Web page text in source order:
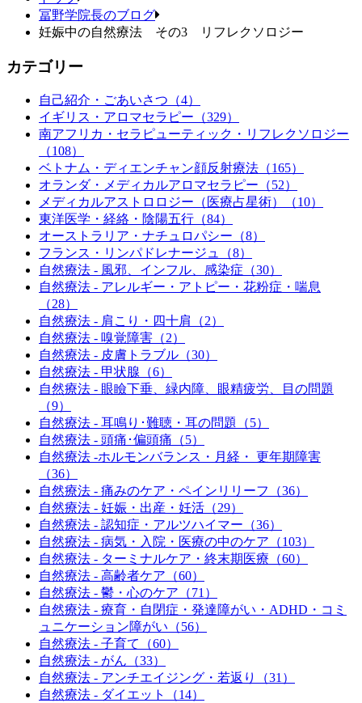
冨野学院長のブログ
妊娠中の自然療法 その3 リフレクソロジー
カテゴリー
自己紹介・ごあいさつ（4）
イギリス・アロマセラピー（329）
南アフリカ・セラピューティック・リフレクソロジー
（108）
ベトナム・ディエンチャン顔反射療法（165）
オランダ・メディカルアロマセラピー（52）
メディカルアストロロジー（医療占星術）（10）
東洋医学・経絡・陰陽五行（84）
オーストラリア・ナチュロパシー（8）
フランス・リンパドレナージュ（8）
自然療法 - 風邪、インフル、感染症（30）
自然療法 - アレルギー・アトピー・花粉症・喘息
（28）
自然療法 - 肩こり・四十肩（2）
自然療法 - 嗅覚障害（2）
自然療法 - 皮膚トラブル（30）
自然療法 - 甲状腺（6）
自然療法 - 眼瞼下垂、緑内障、眼精疲労、目の問題
（9）
自然療法 - 耳鳴り･難聴・耳の問題（5）
自然療法 - 頭痛･偏頭痛（5）
自然療法 -ホルモンバランス・月経・ 更年期障害
（36）
自然療法 - 痛みのケア・ペインリリーフ（36）
自然療法 - 妊娠・出産・妊活（29）
自然療法 - 認知症・アルツハイマー（36）
自然療法 - 病気・入院・医療の中のケア（103）
自然療法 - ターミナルケア・終末期医療（60）
自然療法 - 高齢者ケア（60）
自然療法 - 鬱・心のケア（71）
自然療法 - 療育・自閉症・発達障がい・ADHD・コミ
ュニケーション障がい（56）
自然療法 - 子育て（60）
自然療法 - がん（33）
自然療法 - アンチエイジング・若返り（31）
自然療法 - ダイエット（14）